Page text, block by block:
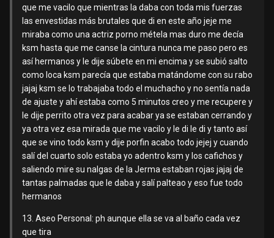
que me vacilo que mientras la daba con toda mis fuerzas
las envestidas más brutales que di en este año jeje me
miraba como una actriz porno métela mas duro me decía
ksm hasta que me canse la cintura nunca me paso pero es
así hermanos y le dije súbete en mi encima y se subió salto
como loca ksm parecía que estaba matándome con su rabo
jajaj ksm se lo trabajaba todo el muchacho y no sentía nada
de ajuste y ahí estaba como 5 minutos creo y me recupere y
le dije perrito otra vez para acabar ya se estaban cerrando y
ya otra vez esa mirada que me vacilo y le di le di y tanto así
que se vino todo ksm y dije porfin acabo todo jejej y cuando
salí del cuarto solo estaba yo adentro ksm y los cafichos y
saliendo mire su nalgas de la Jerma estaban rojas jajaj de
tantas palmadas que le daba y salí palteao y eso fue todo
hermanos
13. Aseo Personal: ph aunque ella se va al baño cada vez
que tira